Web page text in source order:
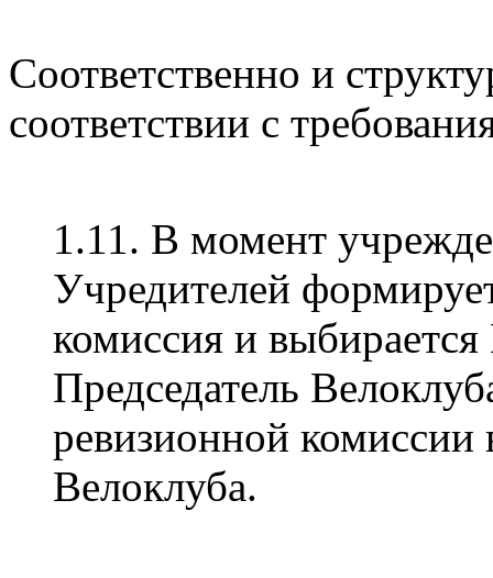
Соответственно и
соответствии с
1.11. В момент
Учредителей
комиссия и
Председатель
ревизионной
Велоклуба.